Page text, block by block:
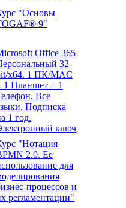
"Основы
9"
Office 365
32-
x64. 1 ПК/MAC
1 Планшет + 1
Все
Подписка
1 год.
ключ
"Нотация
2.0. Ее
для
процессов и
регламентации"